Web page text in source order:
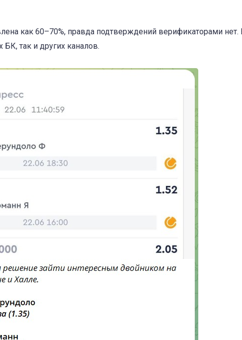
как 60–70%, правда подтверждений верификаторами нет.
так и других каналов.